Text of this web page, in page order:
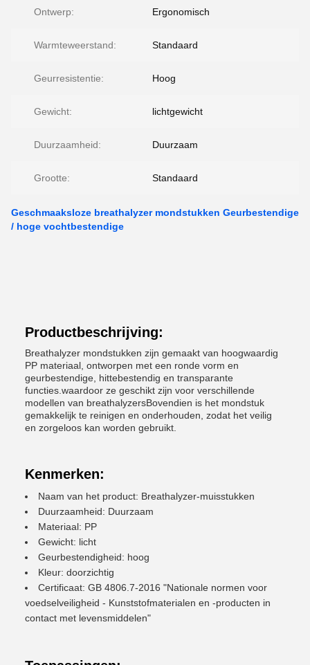
Ontwerp: Ergonomisch
Warmteweerstand: Standaard
Geurresistentie: Hoog
Gewicht: lichtgewicht
Duurzaamheid: Duurzaam
Grootte: Standaard
Geschmaaksloze breathalyzer mondstukken Geurbestendige
/ hoge vochtbestendige
Productbeschrijving:
Breathalyzer mondstukken zijn gemaakt van hoogwaardig
PP materiaal, ontworpen met een ronde vorm en
geurbestendige, hittebestendig en transparante
functies.waardoor ze geschikt zijn voor verschillende
modellen van breathalyzersBovendien is het mondstuk
gemakkelijk te reinigen en onderhouden, zodat het veilig
en zorgeloos kan worden gebruikt.
Kenmerken:
Naam van het product: Breathalyzer-muisstukken
Duurzaamheid: Duurzaam
Materiaal: PP
Gewicht: licht
Geurbestendigheid: hoog
Kleur: doorzichtig
Certificaat: GB 4806.7-2016 "Nationale normen voor
voedselveiligheid - Kunststofmaterialen en -producten in
contact met levensmiddelen"